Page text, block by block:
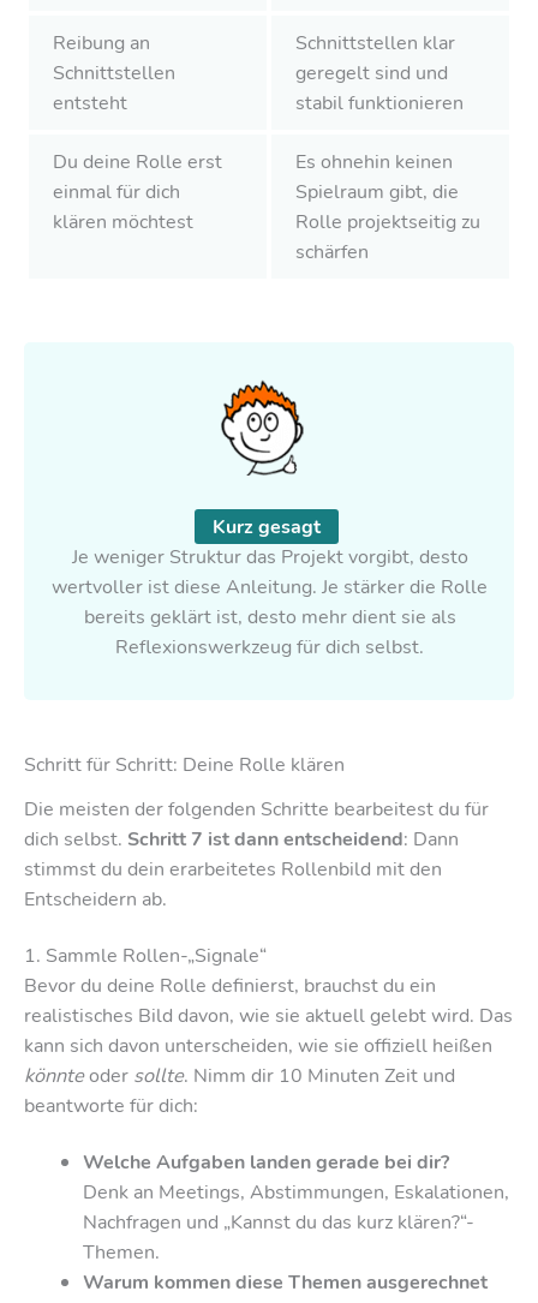
Reibung an
Schnittstellen
entsteht
Schnittstellen klar
geregelt sind und
stabil funktionieren
Du deine Rolle erst
einmal für dich
klären möchtest
Es ohnehin keinen
Spielraum gibt, die
Rolle projektseitig zu
schärfen
Kurz gesagt
Je weniger Struktur das Projekt vorgibt, desto
wertvoller ist diese Anleitung. Je stärker die Rolle
bereits geklärt ist, desto mehr dient sie als
Reflexionswerkzeug für dich selbst.
Schritt für Schritt: Deine Rolle klären
Die meisten der folgenden Schritte bearbeitest du für
dich selbst. Schritt 7 ist dann entscheidend: Dann
stimmst du dein erarbeitetes Rollenbild mit den
Entscheidern ab.
1. Sammle Rollen-„Signale“
Bevor du deine Rolle definierst, brauchst du ein
realistisches Bild davon, wie sie aktuell gelebt wird. Das
kann sich davon unterscheiden, wie sie offiziell heißen
könnteoder sollte. Nimm dir 10 Minuten Zeit und
beantworte für dich:
Welche Aufgaben landen gerade bei dir?
Denk an Meetings, Abstimmungen, Eskalationen,
Nachfragen und „Kannst du das kurz klären?“-
Themen.
Warum kommen diese Themen ausgerechnet